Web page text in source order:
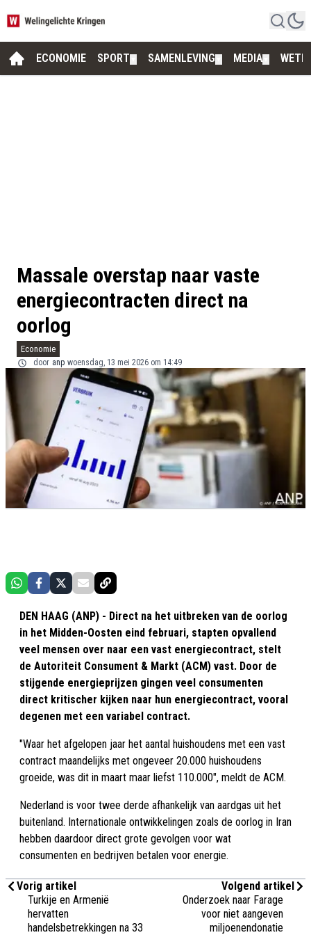
ECONOMIE SPORT SAMENLEVING MEDIA
Massale overstap naar vaste
energiecontracten direct na
oorlog
Economie
door anp woensdag, 13 mei 2026 om 14:49
DEN HAAG (ANP) - Direct na het uitbreken van de oorlog
in het Midden-Oosten eind februari, stapten opvallend
veel mensen over naar een vast energiecontract, stelt
de Autoriteit Consument & Markt (ACM) vast. Door de
stijgende energieprijzen gingen veel consumenten
direct kritischer kijken naar hun energiecontract, vooral
degenen met een variabel contract.
"Waar het afgelopen jaar het aantal huishoudens met een vast
contract maandelijks met ongeveer 20.000 huishoudens
groeide, was dit in maart maar liefst 110.000", meldt de ACM.
Nederland is voor twee derde afhankelijk van aardgas uit het
buitenland. Internationale ontwikkelingen zoals de oorlog in Iran
hebben daardoor direct grote gevolgen voor wat
consumenten en bedrijven betalen voor energie.
Vorig artikel
Turkije en Armenië
hervatten
handelsbetrekkingen na 33
Volgend artikel
Onderzoek naar Farage
voor niet aangeven
miljoenendonatie